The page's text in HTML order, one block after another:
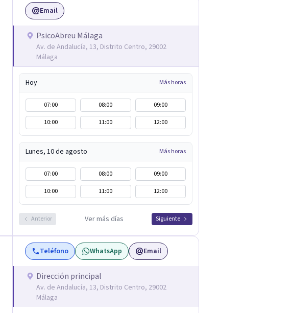
Email
PsicoAbreu Málaga
Av. de Andalucía, 13, Distrito Centro, 29002
Málaga
Hoy Más horas
07:00 08:00
09:00
10:00
11:00 12:00
Lunes, 10 de agosto Más horas
07:00 08:00
09:00
10:00
11:00 12:00
Anterior Ver más días Siguiente
Teléfono WhatsApp Email
Dirección principal
Av. de Andalucía, 13, Distrito Centro, 29002
Málaga